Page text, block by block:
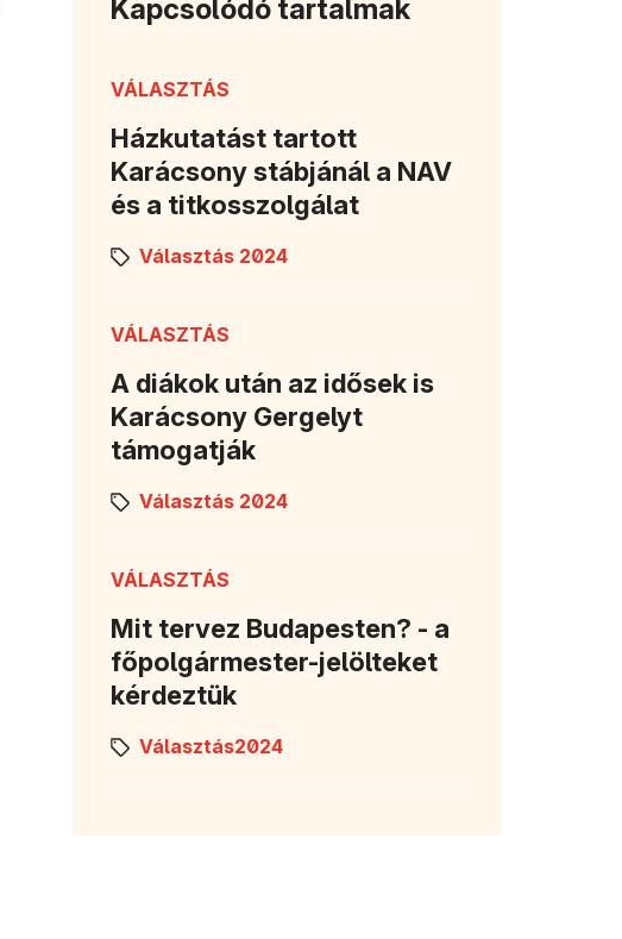
Kapcsolódó tartalmak
VÁLASZTÁS
Házkutatást tartott
Karácsony stábjánál a NAV
és a titkosszolgálat
Választás 2024
VÁLASZTÁS
A diákok után az idősek is
Karácsony Gergelyt
támogatják
Választás 2024
VÁLASZTÁS
Mit tervez Budapesten? - a
főpolgármester-jelölteket
kérdeztük
Választás2024